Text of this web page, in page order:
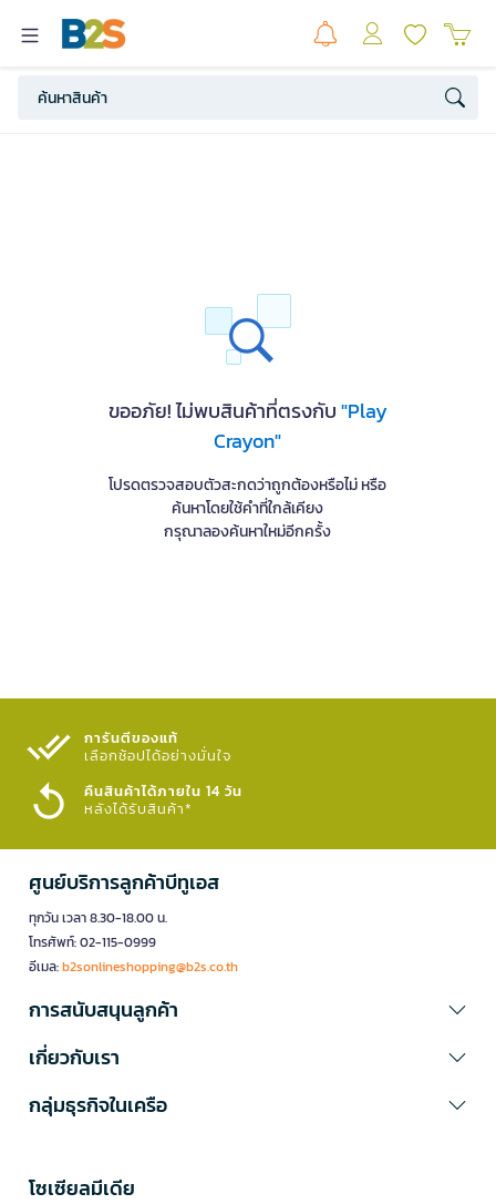
ขออภัย! ไม่พบสินค้าที่ตรงกับ"Play
Crayon"
โปรดตรวจสอบตัวสะกดว่าถูกต้องหรือไม่ หรือ
ค้นหาโดยใช้คำที่ใกล้เคียง
กรุณาลองค้นหาใหม่อีกครั้ง
การันตีของแท้
เลือกช้อปได้อย่างมั่นใจ​
คืนสินค้าได้ภายใน 14 วัน
หลังได้รับสินค้า*
ศูนย์บริการลูกค้าบีทูเอส
ทุกวัน เวลา 8.30-18.00 น.
โทรศัพท์: 02-115-0999
อีเมล:b2sonlineshopping@b2s.co.th
การสนับสนุนลูกค้า
เกี่ยวกับเรา
กลุ่มธุรกิจในเครือ
โซเซียลมีเดีย​